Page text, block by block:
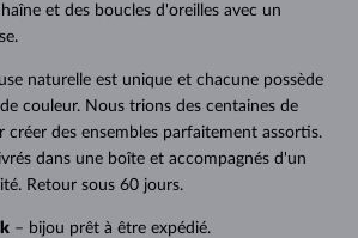
et des boucles d'oreilles avec un
naturelle est unique et chacune possède
couleur. Nous trions des centaines de
créer des ensembles parfaitement assortis.
dans une boîte et accompagnés d'un
Retour sous 60 jours.
– bijou prêt à être expédié.